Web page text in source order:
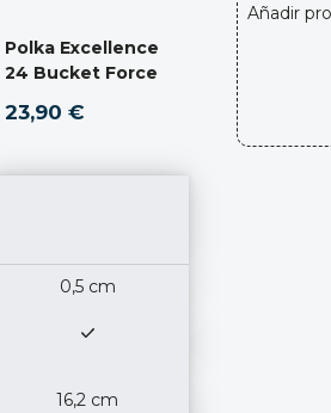
Polka Excellence
24 Bucket Force
23,90 €
Añadir
0,5 cm
16,2 cm